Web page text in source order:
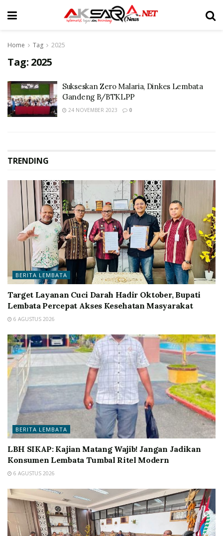
Home Tag 2025
Tag: 2025
Sukseskan Zero Malaria, Dinkes Lembata
Gandeng B/BTKLPP
24 NOVEMBER 2023 0
TRENDING
BERITA LEMBATA
Target Layanan Cuci Darah Hadir Oktober, Bupati
Lembata Percepat Akses Kesehatan Masyarakat
6 AGUSTUS 2026
BERITA LEMBATA
LBH SIKAP: Kajian Matang Wajib! Jangan Jadikan
Konsumen Lembata Tumbal Ritel Modern
6 AGUSTUS 2026